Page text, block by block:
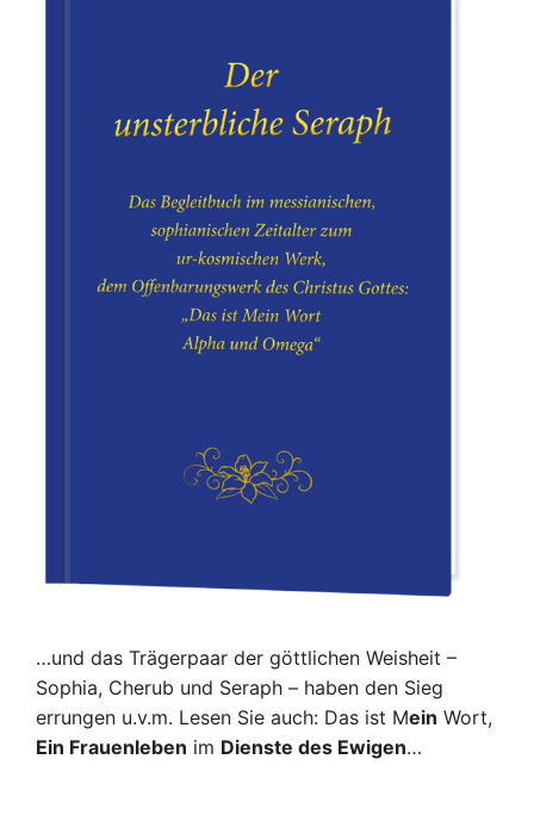
…und das Trägerpaar der göttlichen Weisheit –
Sophia, Cherub und Seraph – haben den Sieg
errungen u.v.m. Lesen Sie auch: Das ist Mein Wort,
Ein Frauenleben im Dienste des Ewigen…